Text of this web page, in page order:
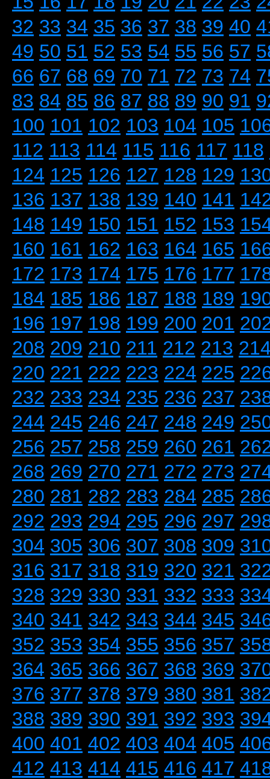
32 33 34 35 36 37 38 39 40
49 50 51 52 53 54 55 56 57
66 67 68 69 70 71 72 73 74
83 84 85 86 87 88 89 90 91
100 101 102 103 104 105
112 113 114 115 116 117 118
124 125 126 127 128 129
136 137 138 139 140 141
148 149 150 151 152 153
160 161 162 163 164 165
172 173 174 175 176 177
184 185 186 187 188 189
196 197 198 199 200 201
208 209 210 211 212 213
220 221 222 223 224 225
232 233 234 235 236 237
244 245 246 247 248 249
256 257 258 259 260 261
268 269 270 271 272 273
280 281 282 283 284 285
292 293 294 295 296 297
304 305 306 307 308 309
316 317 318 319 320 321
328 329 330 331 332 333
340 341 342 343 344 345
352 353 354 355 356 357
364 365 366 367 368 369
376 377 378 379 380 381
388 389 390 391 392 393
400 401 402 403 404 405
412 413 414 415 416 417